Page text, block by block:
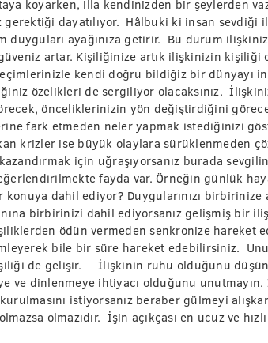
koyarken, illa kendinizden bir şeylerden
gerektiği dayatılıyor. Hâlbuki ki insan sevdiği
duyguları ayağınıza getirir. Bu durum
artar. Kişiliğinize artık ilişkinizin kişiliği
kendi doğru bildiğiz bir dünyayı
özelikleri de sergiliyor olacaksınız.
önceliklerinizin yön değiştirdiğini
fark etmeden neler yapmak istediğinizi
krizler ise büyük olaylara sürüklenmeden
için uğraşıyorsanız burada
fayda var. Örneğin günlük
dahil ediyor? Duygularınızı birbirinize
birbirinizi dahil ediyorsanız gelişmiş bir
ödün vermeden senkronize hareket
bile bir süre hareket edebilirsiniz.
de gelişir. İlişkinin ruhu olduğunu
ve dinlenmeye ihtiyacı olduğunu
istiyorsanız beraber gülmeyi
olmazıdır. İşin açıkçası en ucuz ve